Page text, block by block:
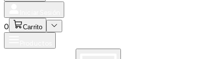
0 Carrito